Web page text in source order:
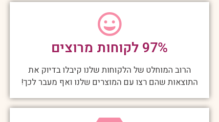
97% לקוחות מרוצים
הרוב המוחלט של הלקוחות שלנו קיבלו בדיוק את
התוצאות שהם רצו עם המוצרים שלנו ואף מעבר לכך!